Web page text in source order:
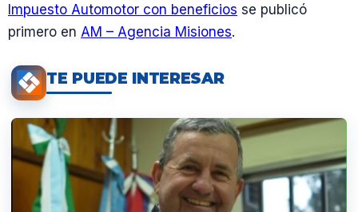
Impuesto Automotor con beneficios se publicó
primero en AM – Agencia Misiones.
TE PUEDE INTERESAR